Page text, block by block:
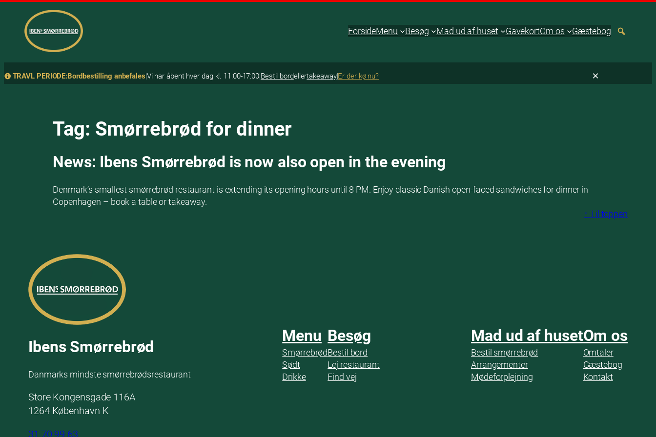
TRAVL PERIODE:Bordbestilling anbefales|Vi har åbent hver dag kl. 11:00-17:00|Bestil bordellertakeaway|Er der kø nu? ×
ForsideMenu Besøg Mad ud af huset GavekortOm os Gæstebog
Tag: Smørrebrød for dinner
News: Ibens Smørrebrød is now also open in the evening
Denmark’s smallest smørrebrød restaurant is extending its opening hours until 8 PM. Enjoy classic Danish open-faced sandwiches for dinner in
Copenhagen – book a table or takeaway.
↑ Til toppen
Ibens Smørrebrød
Danmarks mindste smørrebrødsrestaurant
Store Kongensgade 116A
1264 København K
31 70 99 63
Menu
Smørrebrød
Sødt
Drikke
Besøg
Bestil bord
Lej restaurant
Find vej
Mad ud af huset
Bestil smørrebrød
Arrangementer
Mødeforplejning
Om os
Omtaler
Gæstebog
Kontakt